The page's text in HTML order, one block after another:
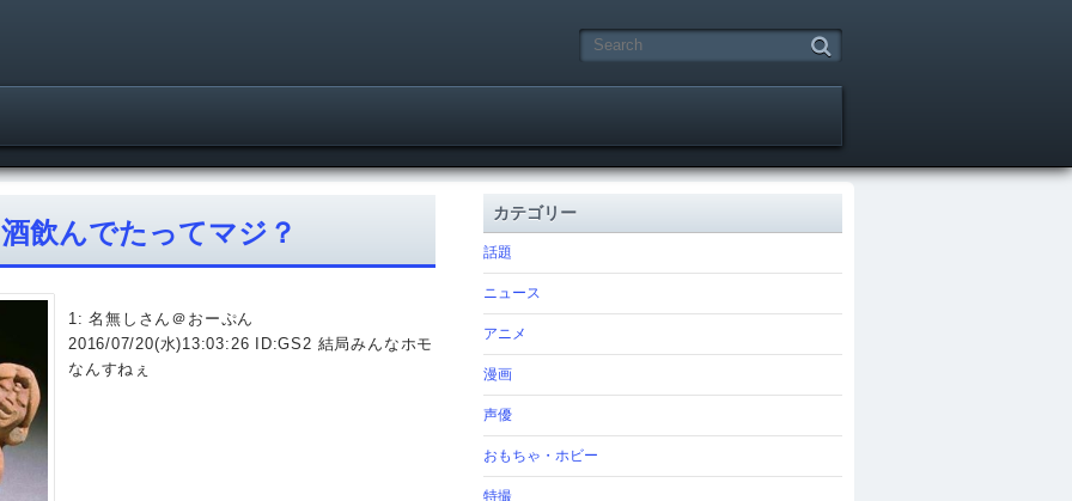
飲んでたってマジ？
1: 名無しさん＠おーぷん
2016/07/20(水)13:03:26 ID:GS2 結局みんなホモ
なんすねぇ
カテゴリー
話題
ニュース
アニメ
漫画
声優
おもちゃ・ホビー
特撮